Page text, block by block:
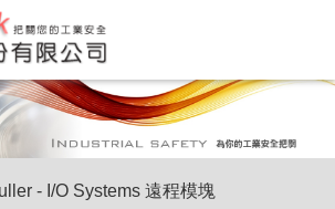
- I/O Systems 遠程模塊